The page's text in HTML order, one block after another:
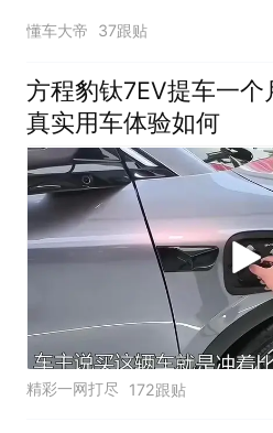
下来一辆腾势没了
懂车大帝 37跟贴
方程豹钛7EV提车一个
真实用车体验如何
精彩一网打尽 172跟贴